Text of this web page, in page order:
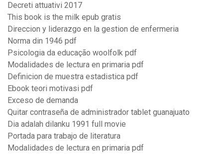
Decreti attuativi 2017
This book is the milk epub gratis
Direccion y liderazgo en la gestion de enfermeria
Norma din 1946 pdf
Psicologia da educação woolfolk pdf
Modalidades de lectura en primaria pdf
Definicion de muestra estadistica pdf
Ebook teori motivasi pdf
Exceso de demanda
Quitar contraseña de administrador tablet guanajuato
Dia adalah dilanku 1991 full movie
Portada para trabajo de literatura
Modalidades de lectura en primaria pdf